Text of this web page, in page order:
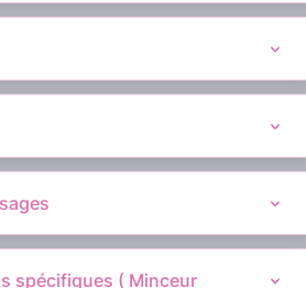
spécifiques ( Minceur